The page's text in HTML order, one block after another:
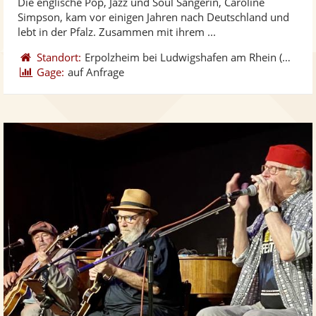
Simpson, kam vor einigen Jahren nach Deutschland und
lebt in der Pfalz. Zusammen mit ihrem ...
Standort: Erpolzheim bei Ludwigshafen am Rhein (DE)
Gage: auf Anfrage